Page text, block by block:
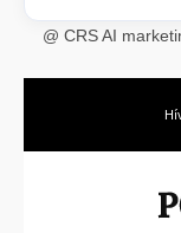
@ CRS AI